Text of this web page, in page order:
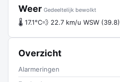
Weer Gedeeltelijk bewolkt
🌡 17.1°C💨 22.7 km/u WSW (39.8)
Overzicht
Alarmeringen